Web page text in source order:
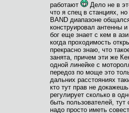
работают
Дело не в
что я спец в станциях,
BAND диапазоне
конструировал антенны
бог еще знает с кем в
когда проходимость
прекрасно знаю, что
занята, причем эти же
одной линейке с
передоз по моще это
дальних расстояниях
кто тут прав не
регулирует сколько в
быть пользователей,
надо просто иметь